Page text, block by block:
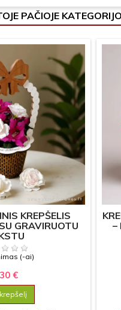
PAČIOJE
KREPŠELIS
GRAVIRUOTU
(-ai)
€
–